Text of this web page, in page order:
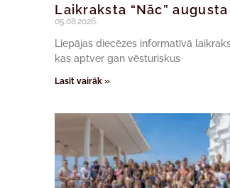
Laikraksta “Nāc”
05.08.2026.
Liepājas diecēzes informatīvā
kas aptver gan vēsturiskus
Lasīt vairāk »